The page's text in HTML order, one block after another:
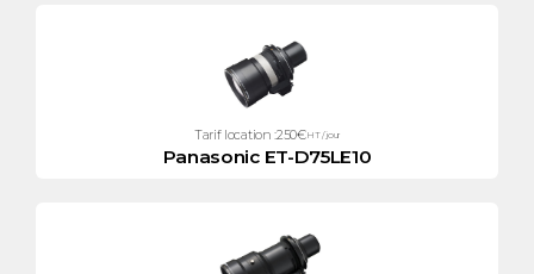
Tarif location :250€HT / jour
Panasonic ET-D75LE10